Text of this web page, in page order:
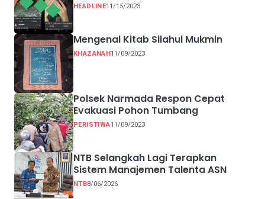
HEADLINE11/15/2023
Mengenal Kitab Silahul Mukmin
KHAZANAH 11/09/2023
Polsek Narmada Respon Cepat
Evakuasi Pohon Tumbang
PERISTIWA11/09/2023
NTB Selangkah Lagi Terapkan
Sistem Manajemen Talenta ASN
NTB8/06/2026